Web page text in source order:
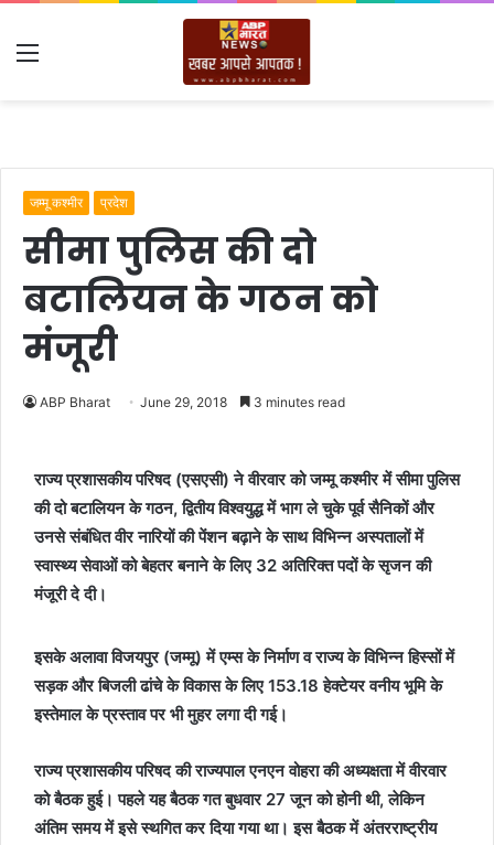
Menu
जम्मू कश्मीर प्रदेश
सीमा पुलिस की दो
बटालियन के गठन को
मंजूरी
ABP Bharat June 29, 2018 3 minutes read
राज्य प्रशासकीय परिषद (एसएसी) ने वीरवार को जम्मू कश्मीर में सीमा पुलिस
की दो बटालियन के गठन, द्वितीय विश्वयुद्ध में भाग ले चुके पूर्व सैनिकों और
उनसे संबंधित वीर नारियों की पेंशन बढ़ाने के साथ विभिन्न अस्पतालों में
स्वास्थ्य सेवाओं को बेहतर बनाने के लिए 32 अतिरिक्त पदों के सृजन की
मंजूरी दे दी।
इसके अलावा विजयपुर (जम्मू) में एम्स के निर्माण व राज्य के विभिन्न हिस्सों में
सड़क और बिजली ढांचे के विकास के लिए 153.18 हेक्टेयर वनीय भूमि के
इस्तेमाल के प्रस्ताव पर भी मुहर लगा दी गई।
राज्य प्रशासकीय परिषद की राज्यपाल एनएन वोहरा की अध्यक्षता में वीरवार
को बैठक हुई। पहले यह बैठक गत बुधवार 27 जून को होनी थी, लेकिन
अंतिम समय में इसे स्थगित कर दिया गया था। इस बैठक में अंतरराष्ट्रीय